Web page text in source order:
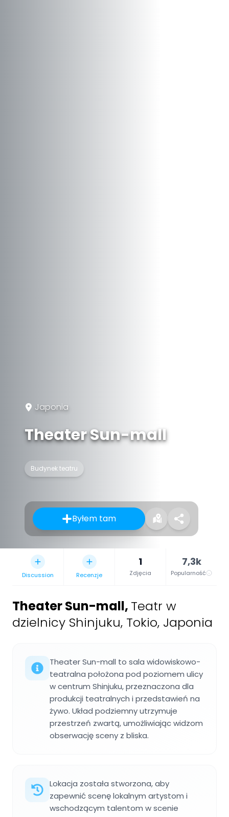
Japonia
Theater Sun-mall
Budynek teatru
Byłem tam
Discussion Recenzje
1
Zdjęcia
7,3k
Popularność
Theater Sun-mall, Teatr w
dzielnicy Shinjuku, Tokio, Japonia
Theater Sun-mall to sala widowiskowo-
teatralna położona pod poziomem ulicy
w centrum Shinjuku, przeznaczona dla
produkcji teatralnych i przedstawień na
żywo. Układ podziemny utrzymuje
przestrzeń zwartą, umożliwiając widzom
obserwację sceny z bliska.
Lokacja została stworzona, aby
zapewnić scenę lokalnym artystom i
wschodzącym talentom w scenie